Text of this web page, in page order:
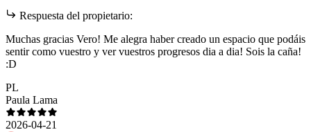
Respuesta del propietario:
Muchas gracias Vero! Me alegra haber creado un espacio que podáis
sentir como vuestro y ver vuestros progresos dia a dia! Sois la caña!
:D
PL
Paula Lama
2026-04-21